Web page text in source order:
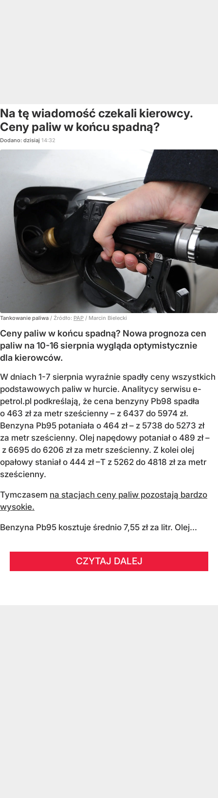
Na tę wiadomość czekali kierowcy.
Ceny paliw w końcu spadną?
Dodano: dzisiaj 14:32
Tankowanie paliwa / Źródło: PAP / Marcin Bielecki
Ceny paliw w końcu spadną? Nowa prognoza cen
paliw na 10-16 sierpnia wygląda optymistycznie
dla kierowców.
W dniach 1-7 sierpnia wyraźnie spadły ceny wszystkich
podstawowych paliw w hurcie. Analitycy serwisu e-
petrol.pl podkreślają, że cena benzyny Pb98 spadła
o 463 zł za metr sześcienny – z 6437 do 5974 zł.
Benzyna Pb95 potaniała o 464 zł – z 5738 do 5273 zł
za metr sześcienny. Olej napędowy potaniał o 489 zł –
z 6695 do 6206 zł za metr sześcienny. Z kolei olej
opałowy staniał o 444 zł –T z 5262 do 4818 zł za metr
sześcienny.
Tymczasem na stacjach ceny paliw pozostają bardzo
wysokie.
Benzyna Pb95 kosztuje średnio 7,55 zł za litr. Olej...
CZYTAJ DALEJ